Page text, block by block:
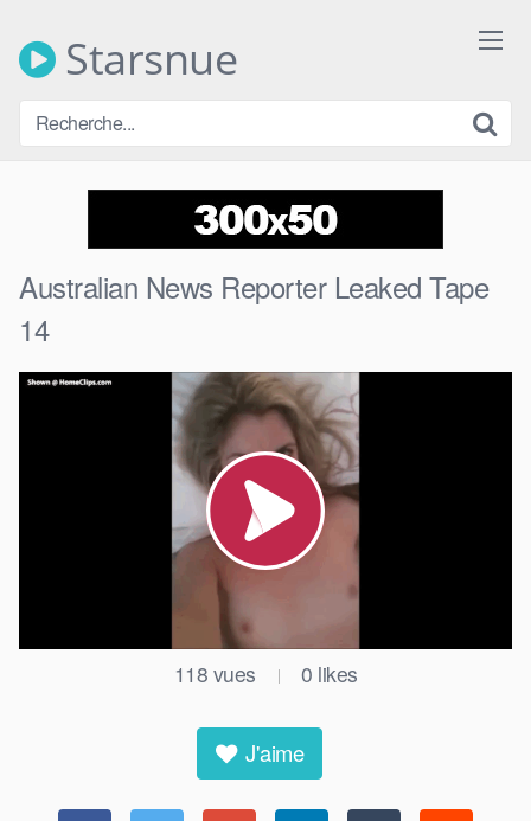
contentStarsnue
Australian News Reporter Leaked Tape
14
118 vues | 0 likes
J'aime